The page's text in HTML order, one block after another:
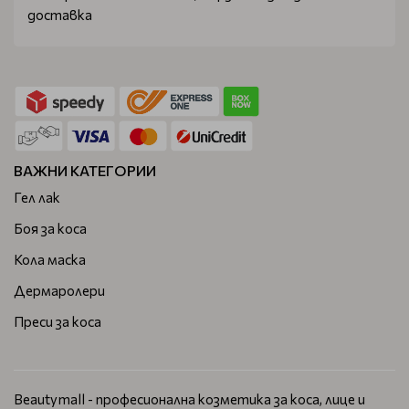
собствените ни куриери.
да заявите връщане, като е важно да направите това до
две седмици, след като сте приели пратката.
доставка
ВАЖНИ КАТЕГОРИИ
Гел лак
Боя за коса
Кола маска
Дермаролери
Преси за коса
Beautymall - професионална козметика за коса, лице и